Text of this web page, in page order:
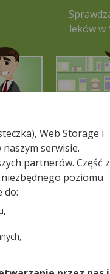
leków w
4.
Znajdź teraz
Web Storage i
serwisie.
partnerów. Część z
poziomu
do: